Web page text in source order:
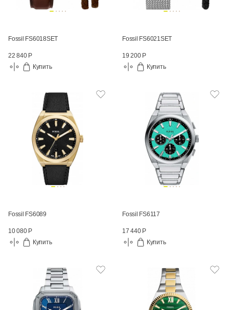
Fossil FS6018SET
22 840 Р
Купить
Fossil FS6021SET
19 200 Р
Купить
Fossil FS6089
10 080 Р
Купить
Fossil FS6117
17 440 Р
Купить